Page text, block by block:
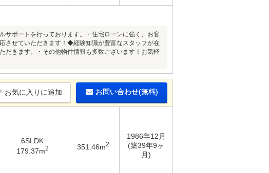
ポートを行っております。・住宅ローンに強く、お客
させていただきます！◆経験知識が豊富なスタッフが在
だきます。・その他物件情報も多数ございます！お気軽
お気に入りに追加 お問い合わせ(無料)
6SLDK
179.37m2 351.46m2
1986年12月
(築39年9ヶ
月)